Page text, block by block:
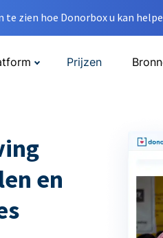
te zien hoe Donorbox u kan
Prijzen
en